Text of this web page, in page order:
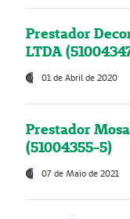
Prestador
LTDA
01 de Abril de 2020
Prestador
(51004355-5)
07 de Maio de 2021